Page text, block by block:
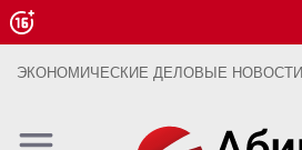
ЭКОНОМИЧЕСКИЕ ДЕЛОВЫЕ НОВОСТИ